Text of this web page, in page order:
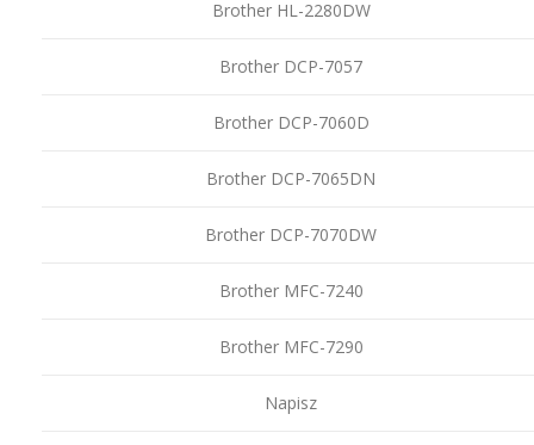
Brother HL-2280DW
Brother DCP-7057
Brother DCP-7060D
Brother DCP-7065DN
Brother DCP-7070DW
Brother MFC-7240
Brother MFC-7290
Napisz